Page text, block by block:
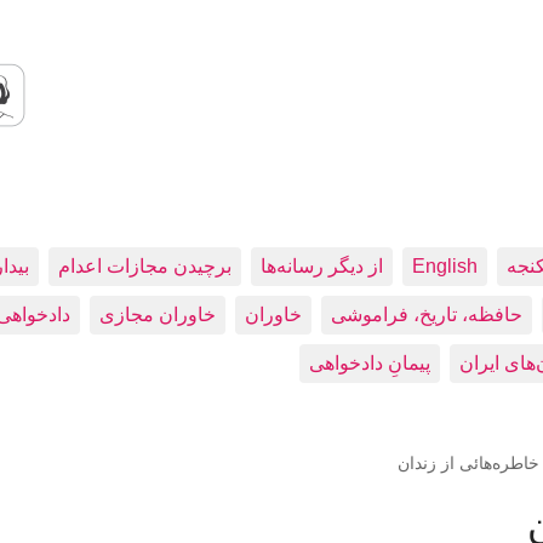
English از دیگر رسانه‌ها برچیدن مجازات اعدام
حافظه، تاريخ، فراموشی خاوران خاوران مجازی
پیمانِ دادخواهی
خاطره‌هائی از زندان